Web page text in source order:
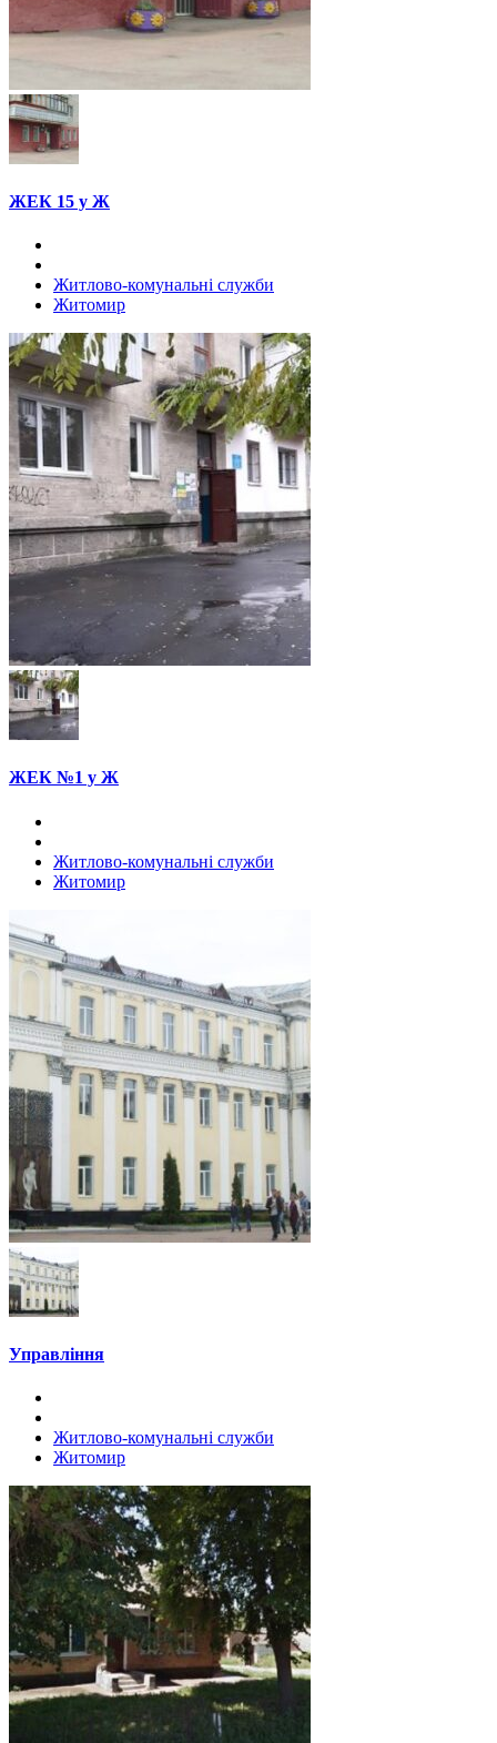
ЖЕК 15 у Ж
Житлово-комунальні служби
Житомир
ЖЕК №1 у Ж
Житлово-комунальні служби
Житомир
Управління
Житлово-комунальні служби
Житомир